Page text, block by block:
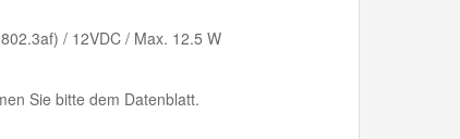
/ 12VDC / Max. 12.5 W
Sie bitte dem Datenblatt.